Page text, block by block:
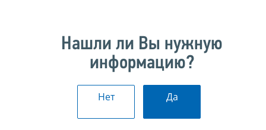
Нашли ли Вы нужную
информацию?
Нет Да